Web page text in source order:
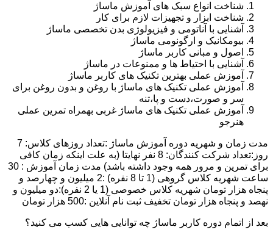
شناخت انواع سبک های آموزش ماساژ
شناخت ابزار و تجهیزات لازم برای کار
آشنایی با آناتومی و فیزیولوژی بدن تخصصی ماساژ
بیومکانیک و ارگونومی ماساژ
اصول و مبانی کاربر ماساژ
آشنایی با احتیاط ها و ممنوعات در ماساژ
آموزش عملی بهترین تکنیک های کاربر ماساژ
آموزش عملی تکنیک های ماساژ با روغن و بدون روغن برای
سر و صورت،دست و پا،تنه
آموزش عملی تکنیک های ماساژ غربی بهمراه تمرین عملی
هنرجو
مدت زمان و شهریه دوره آموزش ماساژ :تعداد روزهای کلاس: 7
روز:تعداد شرکت کنندگان: 8 نفر نهایتا (به علت اینکه زمان کافی
برای تمرین و مرور همه وجود داشته باشد) مدت زمان آموزش : 30
ساعت شهریه کلاس گروهی (1 تا 8 نفره) :2 میلیون و چهارصد و
پنجاه هزار تومان شهریه کلاس خصوصی (1 یا 2 نفره):دو میلیون و
نهصد و پنجاه هزار تومان تخفیف ثبت نام آنلاین :500 هزار تومان
بعد از اتمام دوره کاربر ماساژ چه توانایی هایی کسب می کنید؟